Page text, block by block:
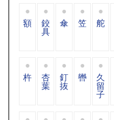
額 鉸
具
傘 笠 舵
杵 杏
葉
釘
抜
轡 久
留
子